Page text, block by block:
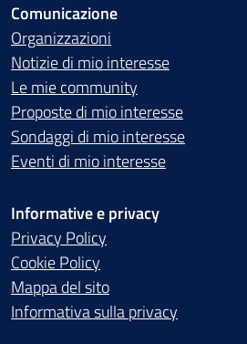
Comunicazione
Organizzazioni
Notizie di mio interesse
Le mie community
Proposte di mio interesse
Sondaggi di mio interesse
Eventi di mio interesse
Informative e privacy
Privacy Policy
Cookie Policy
Mappa del sito
Informativa sulla privacy